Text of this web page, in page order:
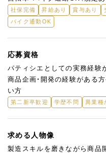
社保完備 昇給あり 賞与あり
バイク通勤OK
応募資格
パティシエとしての実務経験
商品企画・開発の経験がある
い方
第二新卒歓迎 学歴不問 異業種
求める人物像
製造スキルを磨きながら商品